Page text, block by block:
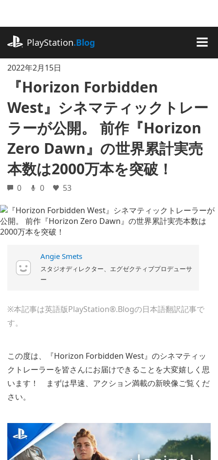
に
ッ
PlayStation.Blog
2022年2月15日
『Horizon Forbidden
West』シネマティックトレー
ラーが公開。 前作『Horizon
Zero Dawn』の世界累計実売
本数は2000万本を突破！
0 0 53
Angie Smets
スタジオディレクター、エグゼクティブプロデューサ
ー
※本記事は英語版PlayStation®.Blogの日本語翻訳記事で
す。
この度は、『Horizon Forbidden West』のシネマティッ
クトレーラーを皆さんにお届けできることを大変嬉しく思
います！ まずは早速、アクション満載の新映像ご覧くだ
さい。